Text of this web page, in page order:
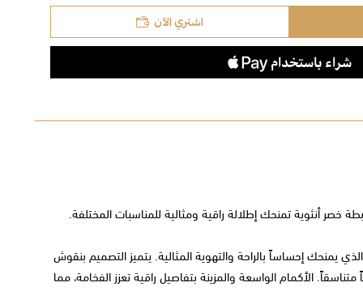
اشتري الآن
أنثوية تمنحك إطلالة راقية ومثالية للمناسبات المختلفة.
يمنحك إحساساً بالراحة والتهوية المثالية. يتميز التصميم بنقوش
الأكمام الواسعة والمزينة بتفاصيل راقية تعزز الفخامة، مما